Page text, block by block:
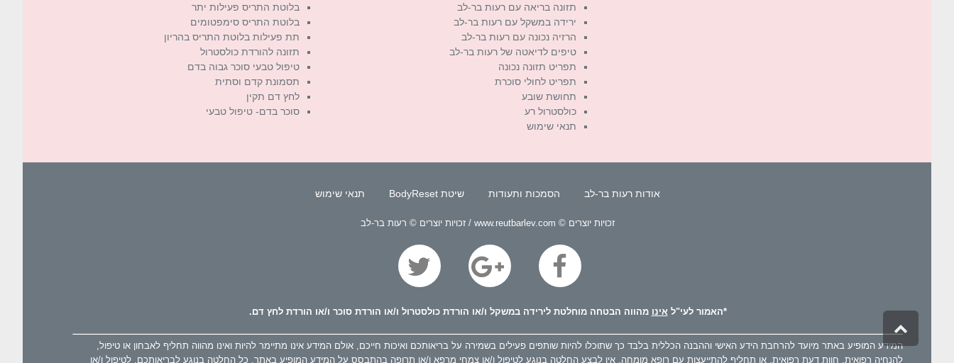
תזונה בריאה עם רעות בר-לב
ירידה במשקל עם רעות בר-לב
הרזיה נכונה עם רעות בר-לב
טיפים לדיאטה של רעות בר-לב
תפריט תזונה נכונה
תפריט לחולי סוכרת
תחושת שובע
כולסטרול רע
תנאי שימוש
בלוטת התריס פעילות יתר
בלוטת התריס סימפטומים
תת פעילות בלוטת התריס בהריון
תזונה להורדת כולסטרול
טיפול טבעי סוכר גבוה בדם
תסמונת קדם וסתית
לחץ דם תקין
סוכר בדם- טיפול טבעי
אודות רעות בר-לב הסמכות ותעודות שיטת BodyReset תנאי שימוש
זכויות יוצרים © www.reutbarlev.com / זכויות יוצרים © רעות בר-לב
*האמור לעי"לאינו מהווה הבטחה מוחלטת לירידה במשקל ו/או הורדת כולסטרול ו/או הורדת סוכר ו/או הורדת לחץ דם.
המידע המופיע באתר מיועד להרחבת הידע האישי וההבנה הכללית בלבד כך שתוכלו להיות שותפים פעילים בשמירה על בריאותכם ואיכות חייכם, אולם המידע אינו מתיימר להיות ואינו מהווה תחליף לאבחון או טיפול,
להנחיה רפואית, חוות דעת רפואית, או תחליף להתייעצות עם רופא מומחה. אין לבצע החלטה בנוגע לטיפול ו/או צמחי מרפא ו/או תרופה בהתבסס על המידע המופיע באתר. כל החלטה בנוגע לבריאותכם, לטיפול ו/או
לראש
העמוד